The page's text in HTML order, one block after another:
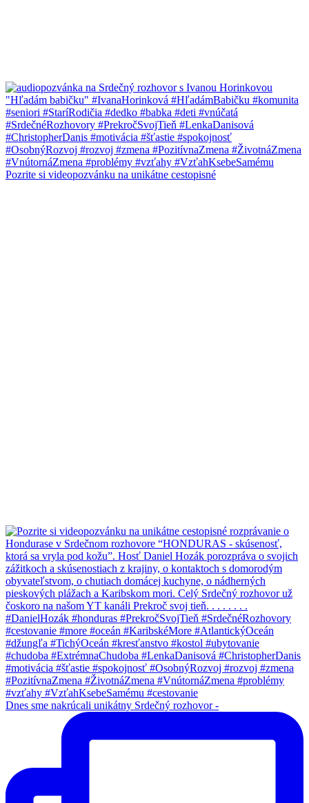
Pozrite si videopozvánku na unikátne cestopisné
Dnes sme nakrúcali unikátny Srdečný rozhovor -